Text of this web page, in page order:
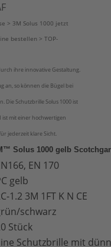
> 3M Solus 1000 jetzt
bestellen > TOP-
ihre innovative Gestaltung.
an, so können die Bügel bei
Die Schutzbrille Solus 1000 ist
mit einer hochwertigen
jederzeit klare Sicht.
Solus 1000 gelb
EN 170
gelb
1.2 3M 1FT K N CE
schwarz
Stück
Schutzbrille mit